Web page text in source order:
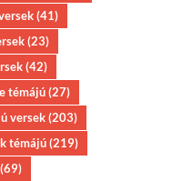
(41)
(23)
(42)
témájú(27)
versek(203)
témájú(219)
(69)